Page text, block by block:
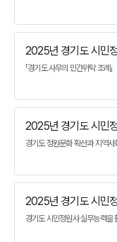
2025년 경기도 시민
「경기도 사무의 민간위탁 조례」
2025년 경기도 시민
경기도 정원문화 확산과 지역
2025년 경기도 시민
경기도 시민정원사 실무능력